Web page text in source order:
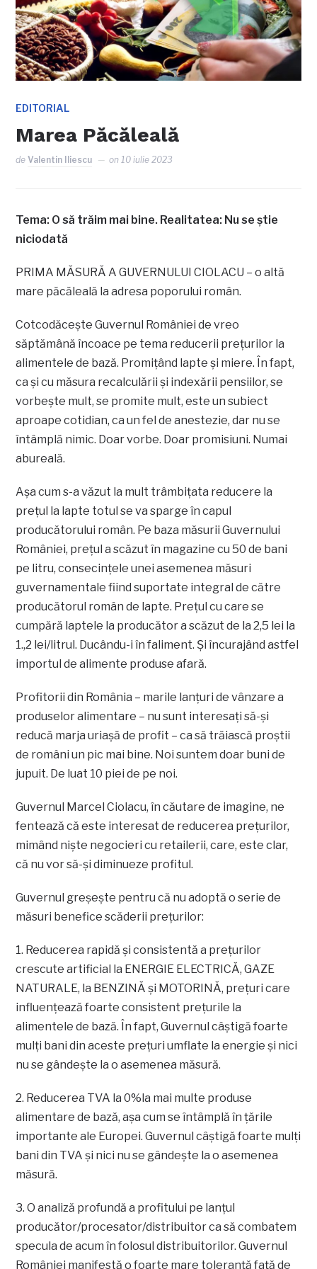
EDITORIAL
Marea Păcăleală
deValentin Iliescu on10 iulie 2023
Tema: O să trăim mai bine. Realitatea: Nu se știe
niciodată
PRIMA MĂSURĂ A GUVERNULUI CIOLACU – o altă
mare păcăleală la adresa poporului român.
Cotcodăcește Guvernul României de vreo
săptămână încoace pe tema reducerii prețurilor la
alimentele de bază. Promițând lapte și miere. În fapt,
ca și cu măsura recalculării și indexării pensiilor, se
vorbește mult, se promite mult, este un subiect
aproape cotidian, ca un fel de anestezie, dar nu se
întâmplă nimic. Doar vorbe. Doar promisiuni. Numai
abureală.
Așa cum s-a văzut la mult trâmbițata reducere la
prețul la lapte totul se va sparge în capul
producătorului român. Pe baza măsurii Guvernului
României, prețul a scăzut în magazine cu 50 de bani
pe litru, consecințele unei asemenea măsuri
guvernamentale fiind suportate integral de către
producătorul român de lapte. Prețul cu care se
cumpără laptele la producător a scăzut de la 2,5 lei la
1.,2 lei/litrul. Ducându-i în faliment. Și încurajând astfel
importul de alimente produse afară.
Profitorii din România – marile lanțuri de vânzare a
produselor alimentare – nu sunt interesați să-și
reducă marja uriașă de profit – ca să trăiască proștii
de români un pic mai bine. Noi suntem doar buni de
jupuit. De luat 10 piei de pe noi.
Guvernul Marcel Ciolacu, în căutare de imagine, ne
fentează că este interesat de reducerea prețurilor,
mimând niște negocieri cu retailerii, care, este clar,
că nu vor să-și diminueze profitul.
Guvernul greșește pentru că nu adoptă o serie de
măsuri benefice scăderii prețurilor:
1. Reducerea rapidă și consistentă a prețurilor
crescute artificial la ENERGIE ELECTRICĂ, GAZE
NATURALE, la BENZINĂ și MOTORINĂ, prețuri care
influențează foarte consistent prețurile la
alimentele de bază. În fapt, Guvernul câștigă foarte
mulți bani din aceste prețuri umflate la energie și nici
nu se gândește la o asemenea măsură.
2. Reducerea TVA la 0%la mai multe produse
alimentare de bază, așa cum se întâmplă în țările
importante ale Europei. Guvernul câștigă foarte mulți
bani din TVA și nici nu se gândește la o asemenea
măsură.
3. O analiză profundă a profitului pe lanțul
producător/procesator/distribuitor ca să combatem
specula de acum în folosul distribuitorilor. Guvernul
României manifestă o foarte mare toleranță față de